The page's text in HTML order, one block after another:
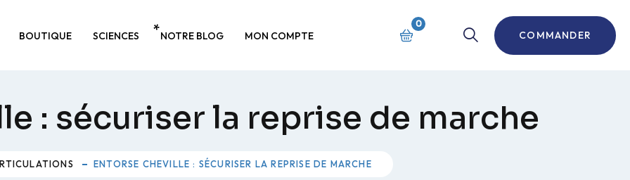
BOUTIQUE SCIENCES NOTRE BLOG MON COMPTE
0
COMMANDER
: sécuriser la reprise de marche
ENTORSE CHEVILLE : SÉCURISER LA REPRISE DE MARCHE